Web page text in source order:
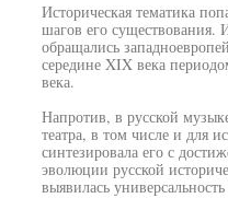
Историческая тематика
шагов его существования.
обращались
середине XIX века
века.
Напротив, в русской
театра, в том числе и для
синтезировала его с
эволюции русской
выявилась